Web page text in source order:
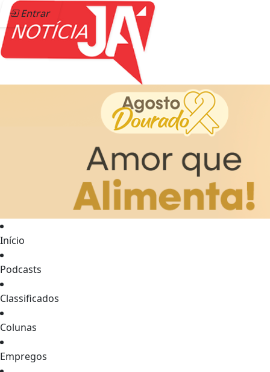
Entrar
Início
Podcasts
Classificados
Colunas
Empregos